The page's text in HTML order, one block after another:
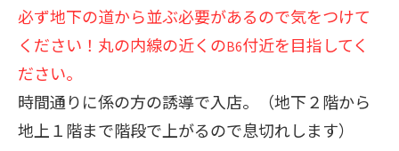
必ず地下の道から並ぶ必要があるので気をつけて
ください！丸の内線の近くのB6付近を目指してく
ださい。
時間通りに係の方の誘導で入店。（地下２階から
地上１階まで階段で上がるので息切れします）